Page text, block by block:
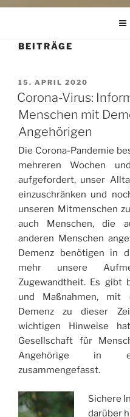
BEITRÄGE
VERÖFFENTLICHT
AM
15. APRIL 2020
Corona-Virus:
Menschen mit
Angehörigen
Die Corona-Pandemie
mehreren Wochen
aufgefordert, unser
einzuschränken und
unseren Mitmenschen
auch Menschen, die
anderen Menschen
Demenz benötigen in
mehr unsere
Zugewandtheit. Es gibt
und Maßnahmen,
Demenz zu dieser
wichtigen Hinweise
Gesellschaft für
Angehörige in
zusammengefasst.
Sichere
darüber